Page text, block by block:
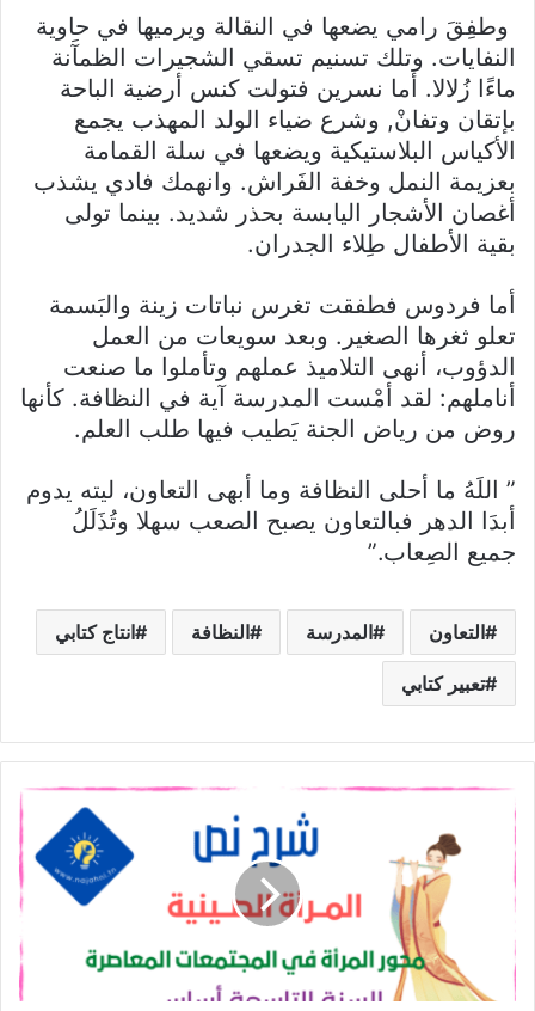
وطفِقَ رامي يضعها في النقالة ويرميها في حاوية
النفايات. وتلك تسنيم تسقي الشجيرات الظمآَنة
ماءًا زُلالا. أما نسرين فتولت كنس أرضية الباحة
بإتقان وتفانْ, وشرع ضياء الولد المهذب يجمع
الأكياس البلاستيكية ويضعها في سلة القمامة
بعزيمة النمل وخفة الفَراش. وانهمك فادي يشذب
أغصان الأشجار اليابسة بحذر شديد. بينما تولى
بقية الأطفال طِلاء الجدران.
أما فردوس فطفقت تغرس نباتات زينة والبَسمة
تعلو ثغرها الصغير. وبعد سويعات من العمل
الدؤوب، أنهى التلاميذ عملهم وتأملوا ما صنعت
أناملهم: لقد أمْست المدرسة آية في النظافة. كأنها
روض من رياض الجنة يَطيب فيها طلب العلم.
” اللَهُ ما أحلى النظافة وما أبهى التعاون، ليته يدوم
أبدَا الدهر فبالتعاون يصبح الصعب سهلا وتُذَلَلُ
جميع الصِعاب.”
التعاون المدرسة النظافة انتاج كتابي
تعبير كتابي
شرح
نص
المرأة
الصينية
-
المرأة
في
المجتمعات